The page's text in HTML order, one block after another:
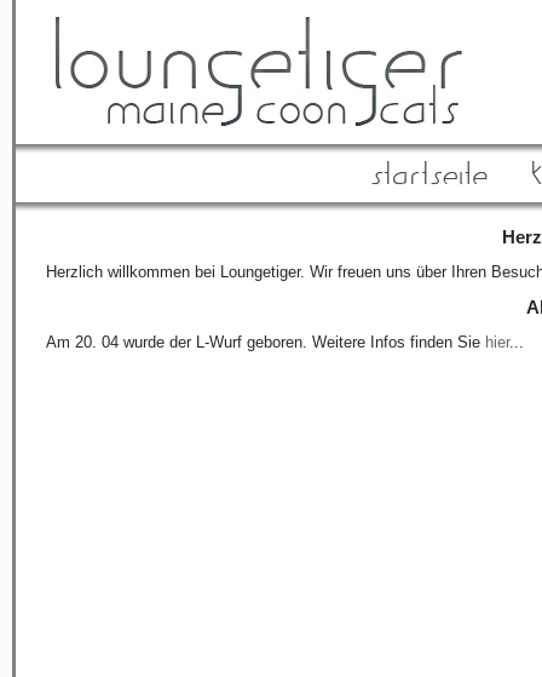
Herzlich willkommen bei Loungetiger. Wir freuen uns über Ihren
Am 20. 04 wurde der L-Wurf geboren. Weitere Infos finden Sie hier...